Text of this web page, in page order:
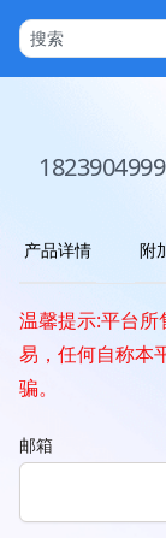
产品详情 附
温馨提示:平台
易，任何自称本
骗。
邮箱